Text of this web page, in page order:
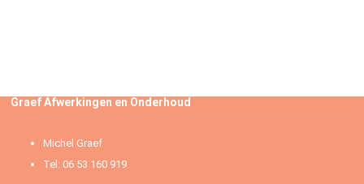
Graef Afwerkingen en Onderhoud
Michel Graef
Tel: 06 53 160 919